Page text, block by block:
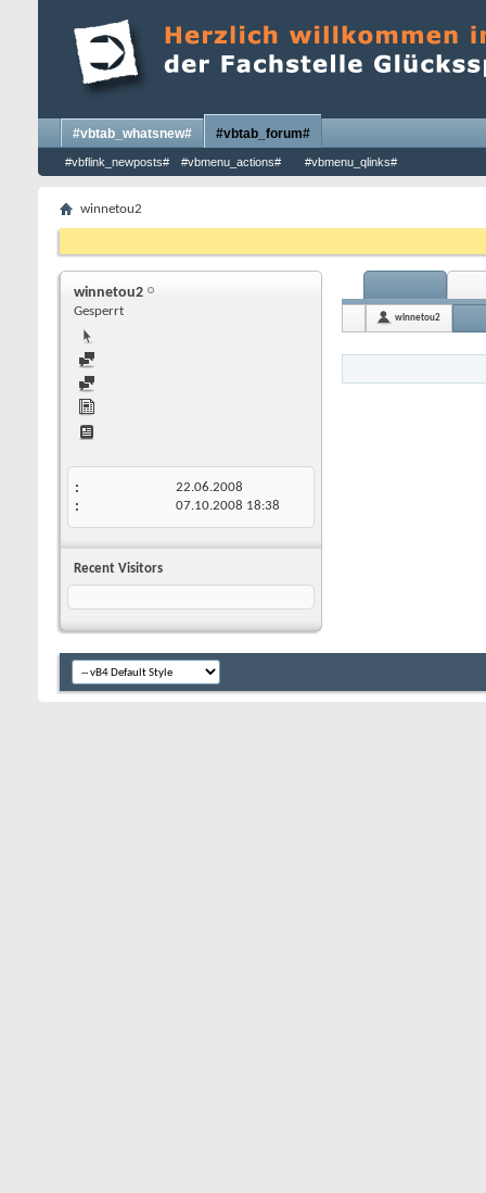
#vbtab_whatsnew# #vbtab_forum#
#vbflink_newposts# #vbmenu_actions# #vbmenu_qlinks#
winnetou2
winnetou2
Gesperrt
22.06.2008
07.10.2008 18:38
Recent Visitors
winnetou2